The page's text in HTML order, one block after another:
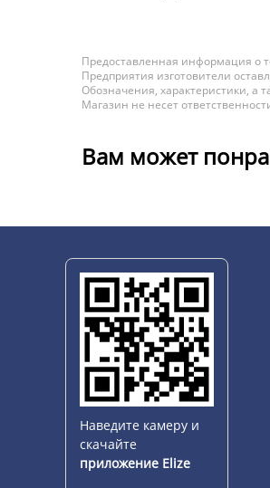
Предоставленная информация о
Предприятия изготовители
Обозначения, характеристики, а
Магазин не несет
Вам может
Наведите камеру и
скачайте
приложение Elize